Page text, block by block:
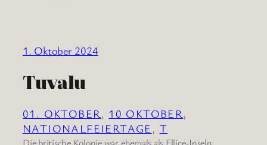
1. Oktober 2024
Tuvalu
01. OKTOBER, 10 OKTOBER
NATIONALFEIERTAGE , T